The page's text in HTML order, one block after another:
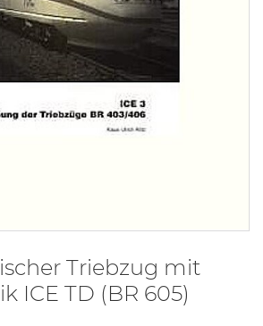
Triebzug mit
ICE TD (BR 605)